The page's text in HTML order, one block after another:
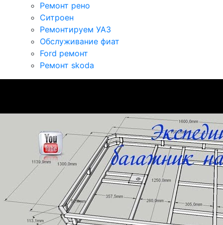
Ремонт рено
Ситроен
Ремонтируем УАЗ
Обслуживание фиат
Ford ремонт
Ремонт skoda